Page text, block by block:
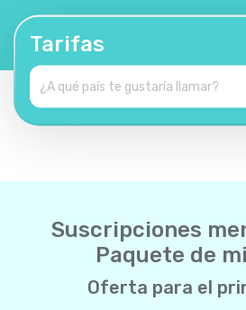
Tarifas
Suscripciones
Paquete de
Oferta para el